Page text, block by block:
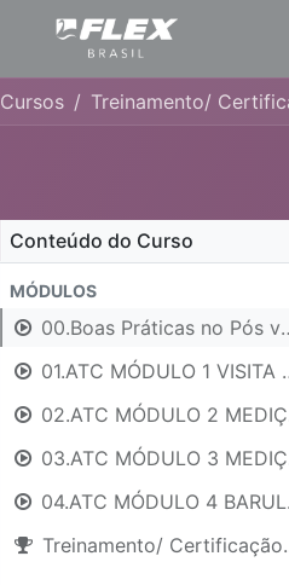
Cursos Treinamento/
Conteúdo do Curso
MÓDULOS
00.Boas
01.ATC